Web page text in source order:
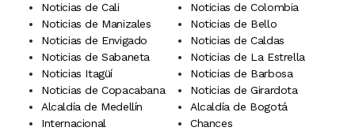
Noticias de Cali
Noticias de Colombia
Noticias de Manizales
Noticias de Bello
Noticias de Envigado
Noticias de Caldas
Noticias de Sabaneta
Noticias de La Estrella
Noticias Itagüí
Noticias de Barbosa
Noticias de Copacabana
Noticias de Girardota
Alcaldía de Medellín
Alcaldía de Bogotá
Internacional
Chances